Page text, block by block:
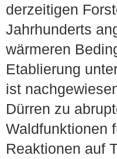
derzeitigen
Jahrhunderts
wärmeren
Etablierung
ist
Dürren zu
Waldfunktionen
Reaktionen auf